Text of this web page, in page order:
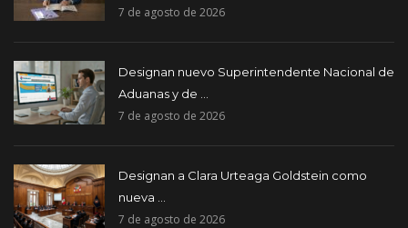
7 de agosto de 2026
Designan nuevo Superintendente Nacional de
Aduanas y de ...
7 de agosto de 2026
Designan a Clara Urteaga Goldstein como
nueva ...
7 de agosto de 2026